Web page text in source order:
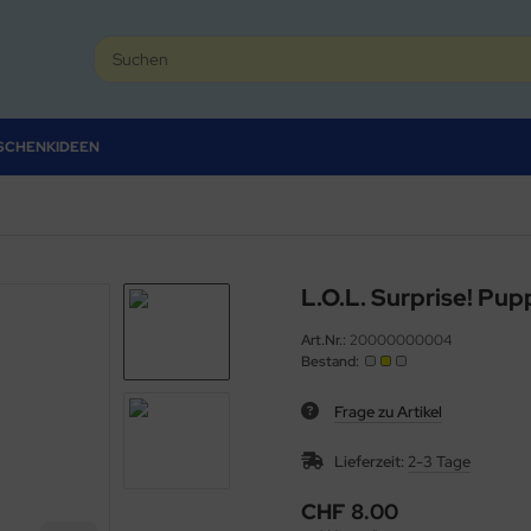
L.O.L. Surprise!
Art.Nr.: 20000000004
Bestand:
Frage zu Artikel
Lieferzeit: 2-3 Tage
CHF 8.00